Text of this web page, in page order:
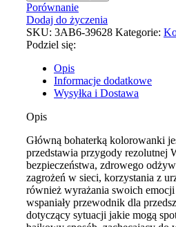
Porównanie
Dodaj do życzenia
SKU: 3AB6-39628 Kategorie:
Podziel się:
Opis
Informacje dodatkowe
Wysyłka i Dostawa
Opis
Główną bohaterką kolorowanki
przedstawia przygody rezolutnej
bezpieczeństwa, zdrowego
zagrożeń w sieci, korzystania z
również wyrażania swoich
wspaniały przewodnik dla
dotyczący sytuacji jakie mogą